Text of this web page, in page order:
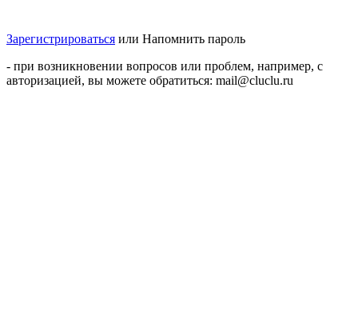
Зарегистрироваться или Напомнить пароль
- при возникновении вопросов или проблем, например, с
авторизацией, вы можете обратиться: mail@cluclu.ru